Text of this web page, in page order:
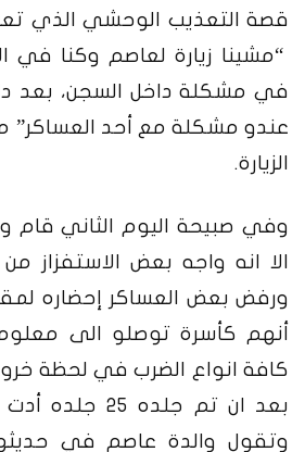
قصة التعذيب الوحشي الذي
“مشينا زيارة لعاصم وكنا في
في مشكلة داخل السجن، بعد
عندو مشكلة مع أحد العساكر”
الزيارة.
وفي صبيحة اليوم الثاني قام
الا انه واجه بعض الاستفزاز
ورفض بعض العساكر إحضاره
أنهم كأسرة توصلو الى
كافة انواع الضرب في لحظة
بعد ان تم جلده
وتقول والدة عاصم في